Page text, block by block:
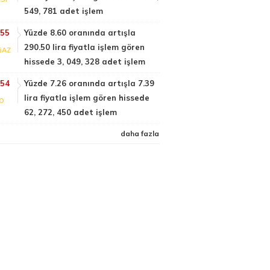
549, 781 adet işlem
Yüzde 8.60 oranında artışla
290.50 lira fiyatla işlem gören
hissede 3, 049, 328 adet işlem
Yüzde 7.26 oranında artışla 7.39
lira fiyatla işlem gören hissede
62, 272, 450 adet işlem
daha fazla